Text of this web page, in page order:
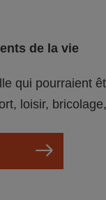
de la vie
qui pourraient
loisir,